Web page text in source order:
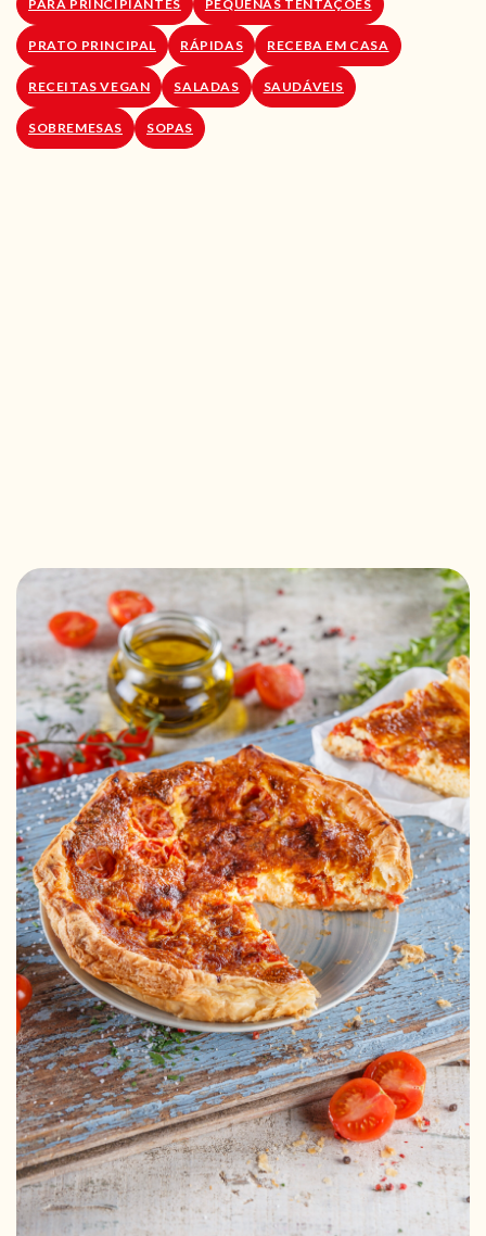
PARA PRINCIPIANTES PEQUENAS TENTAÇÕES
PRATO PRINCIPAL RÁPIDAS RECEBA EM CASA
RECEITAS VEGAN SALADAS SAUDÁVEIS
SOBREMESAS SOPAS